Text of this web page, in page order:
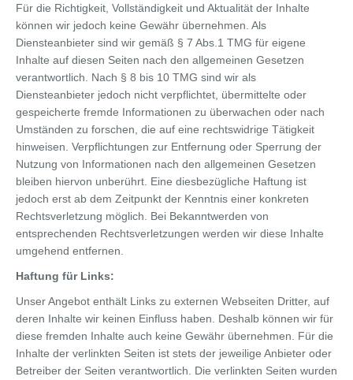
Für die Richtigkeit, Vollständigkeit und Aktualität der Inhalte
können wir jedoch keine Gewähr übernehmen. Als
Diensteanbieter sind wir gemäß § 7 Abs.1 TMG für eigene
Inhalte auf diesen Seiten nach den allgemeinen Gesetzen
verantwortlich. Nach § 8 bis 10 TMG sind wir als
Diensteanbieter jedoch nicht verpflichtet, übermittelte oder
gespeicherte fremde Informationen zu überwachen oder nach
Umständen zu forschen, die auf eine rechtswidrige Tätigkeit
hinweisen. Verpflichtungen zur Entfernung oder Sperrung der
Nutzung von Informationen nach den allgemeinen Gesetzen
bleiben hiervon unberührt. Eine diesbezügliche Haftung ist
jedoch erst ab dem Zeitpunkt der Kenntnis einer konkreten
Rechtsverletzung möglich. Bei Bekanntwerden von
entsprechenden Rechtsverletzungen werden wir diese Inhalte
umgehend entfernen.
Haftung für Links:
Unser Angebot enthält Links zu externen Webseiten Dritter, auf
deren Inhalte wir keinen Einfluss haben. Deshalb können wir für
diese fremden Inhalte auch keine Gewähr übernehmen. Für die
Inhalte der verlinkten Seiten ist stets der jeweilige Anbieter oder
Betreiber der Seiten verantwortlich. Die verlinkten Seiten wurden